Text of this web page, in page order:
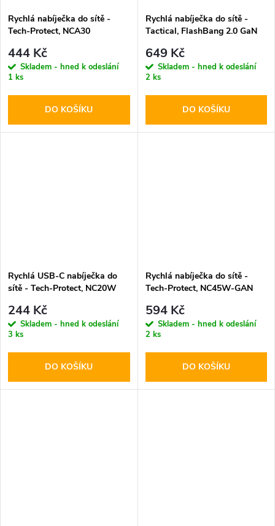
Rychlá nabíječka do sítě -
Tech-Protect, NCA30
kabel
444 Kč
Skladem - hned k odeslání
1 ks
DO KOŠÍKU
Rychlá nabíječka do sítě -
Tactical, FlashBang 2.0 GaN
649 Kč
Skladem - hned k odeslání
2 ks
DO KOŠÍKU
Rychlá USB-C nabíječka do
sítě - Tech-Protect, NC20W
244 Kč
Skladem - hned k odeslání
3 ks
DO KOŠÍKU
Rychlá nabíječka do sítě -
Tech-Protect, NC45W-GAN
594 Kč
Skladem - hned k odeslání
2 ks
DO KOŠÍKU